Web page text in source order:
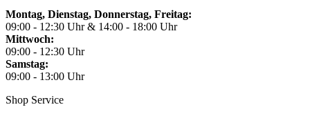
Montag, Dienstag, Donnerstag, Freitag:
09:00 - 12:30 Uhr & 14:00 - 18:00 Uhr
Mittwoch:
09:00 - 12:30 Uhr
Samstag:
09:00 - 13:00 Uhr
Shop Service